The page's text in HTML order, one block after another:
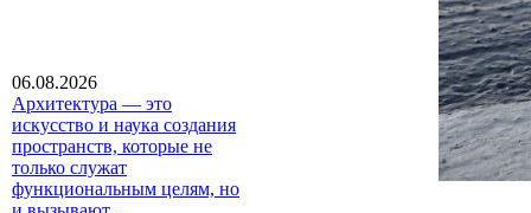
06.08.2026
Архитектура — это
искусство и наука создания
пространств, которые не
только служат
функциональным целям, но